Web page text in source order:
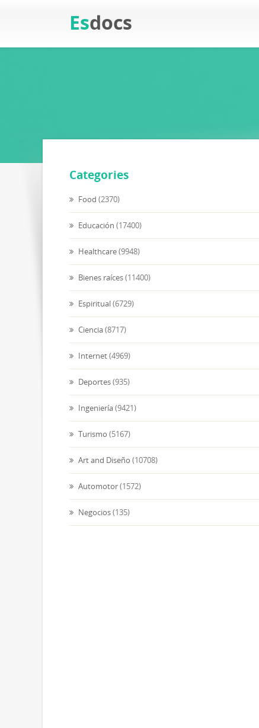
Esdocs
Categories
Food (2370)
Educación (17400)
Healthcare(9948)
Bienes raíces(11400)
Espiritual(6729)
Ciencia(8717)
Internet(4969)
Deportes(935)
Ingeniería(9421)
Turismo (5167)
Art and Diseño (10708)
Automotor(1572)
Negocios(135)